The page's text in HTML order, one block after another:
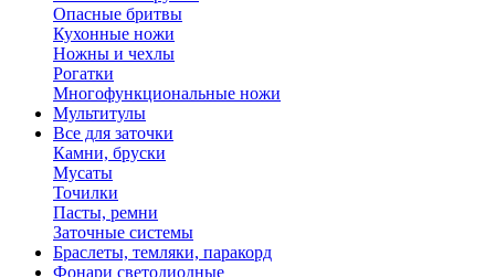
Опасные бритвы
Кухонные ножи
Ножны и чехлы
Рогатки
Многофункциональные ножи
Мультитулы
Все для заточки
Камни, бруски
Мусаты
Точилки
Пасты, ремни
Заточные системы
Браслеты, темляки, паракорд
Фонари светодиодные